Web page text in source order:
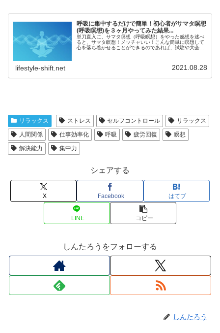
呼吸に集中するだけで簡単！初心者がサマタ瞑想
(呼吸瞑想)を３ヶ月やってみた結果...
単刀直入に、サマタ瞑想（呼吸瞑想）をやった感想を述べ
ると、サマタ瞑想！メッチャいい！こんな簡単に瞑想して
心を落ち着かせることができるのであれば、試験や大会、
lifestyle-shift.net 2021.08.28
リラックス ストレス セルフコントロール
リラックス
人間関係
仕事効率化 呼吸 疲労回復
瞑想
解決能力
集中力
シェアする
X Facebook はてブ
LINE コピー
しんたろうをフォローする
しんたろう